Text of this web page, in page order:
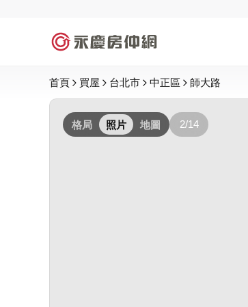
首頁 買屋 台北市 中正區 師大路
格局 照片 地圖 2/14